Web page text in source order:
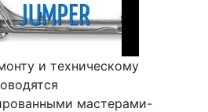
и техническому
мастерами-